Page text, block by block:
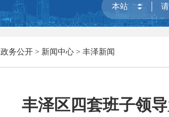
政务公开> 新闻中心> 丰泽新闻
丰泽区四套班子领